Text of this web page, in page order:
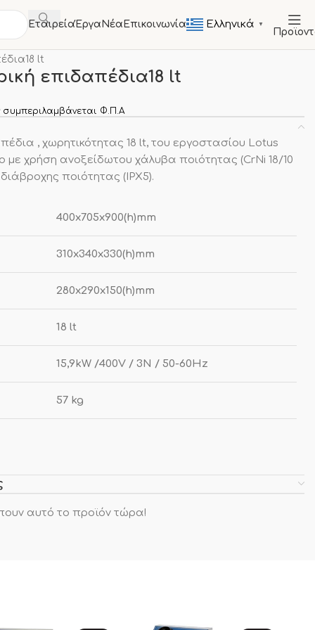
Εταιρεία Έργα Νέα Επικοινωνία Ελληνικά ▼
lt
επιδαπέδια18 lt
Φ.Π.Α
, χωρητικότητας 18 lt, του εργοστασίου Lotus
με χρήση ανοξείδωτου χάλυβα ποιότητας (CrNi 18/10
ποιότητας (IPX5).
400x705x900(h)mm
310x340x330(h)mm
280x290x150(h)mm
18 lt
15,9kW /400V / 3N / 50-60Hz
57 kg
αυτό το προϊόν τώρα!